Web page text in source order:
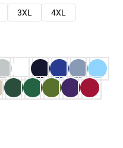
3XL
4XL